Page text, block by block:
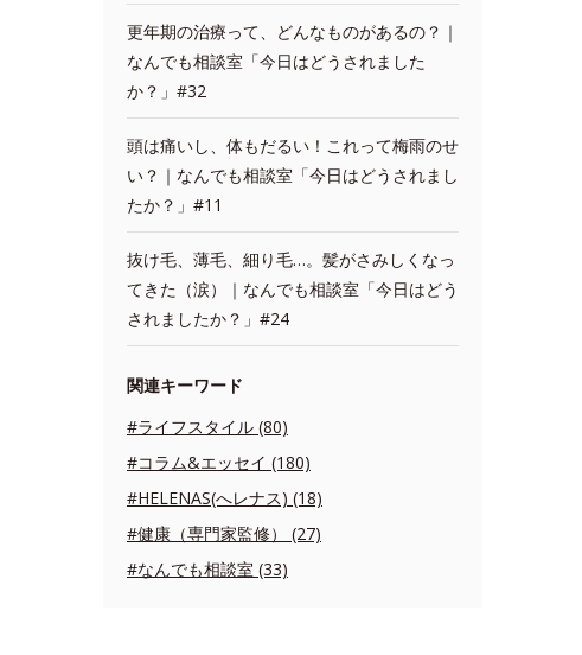
更年期の治療って、どんなものがあるの？｜
なんでも相談室「今日はどうされました
か？」#32
頭は痛いし、体もだるい！これって梅雨のせ
い？｜なんでも相談室「今日はどうされまし
たか？」#11
抜け毛、薄毛、細り毛…。髪がさみしくなっ
てきた（涙）｜なんでも相談室「今日はどう
されましたか？」#24
関連キーワード
#ライフスタイル (80)
#コラム&エッセイ (180)
#HELENAS(へレナス) (18)
#健康（専門家監修） (27)
#なんでも相談室 (33)